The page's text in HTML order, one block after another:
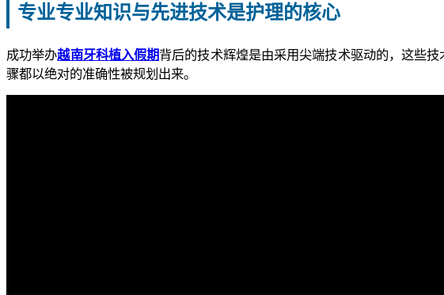
专业专业知识与先进技术是护理的核心
成功举办越南牙科植入假期背后的技术辉煌是由采用尖端技术驱动的，这些
骤都以绝对的准确性被规划出来。